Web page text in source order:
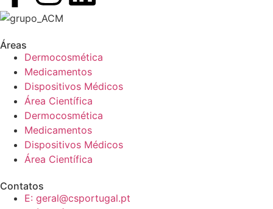
Áreas
Dermocosmética
Medicamentos
Dispositivos Médicos
Área Científica
Dermocosmética
Medicamentos
Dispositivos Médicos
Área Científica
Contatos
E: geral@csportugal.pt